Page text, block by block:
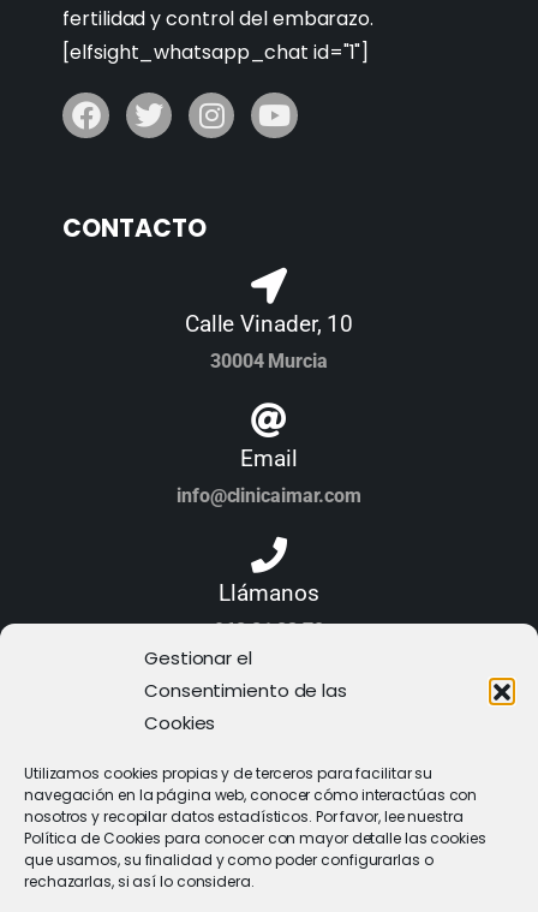
Gestionar el
Consentimiento de las
Cookies
Utilizamos cookies propias y de terceros para facilitar su
navegación en la página web, conocer cómo interactúas con
nosotros y recopilar datos estadísticos. Por favor, lee nuestra
Política de Cookies para conocer con mayor detalle las cookies
que usamos, su finalidad y como poder configurarlas o
rechazarlas, si así lo considera.
fertilidad y control del embarazo.
[elfsight_whatsapp_chat id="1"]
CONTACTO
Calle Vinader, 10
30004 Murcia
Email
info@clinicaimar.com
Llámanos
968 21 23 70